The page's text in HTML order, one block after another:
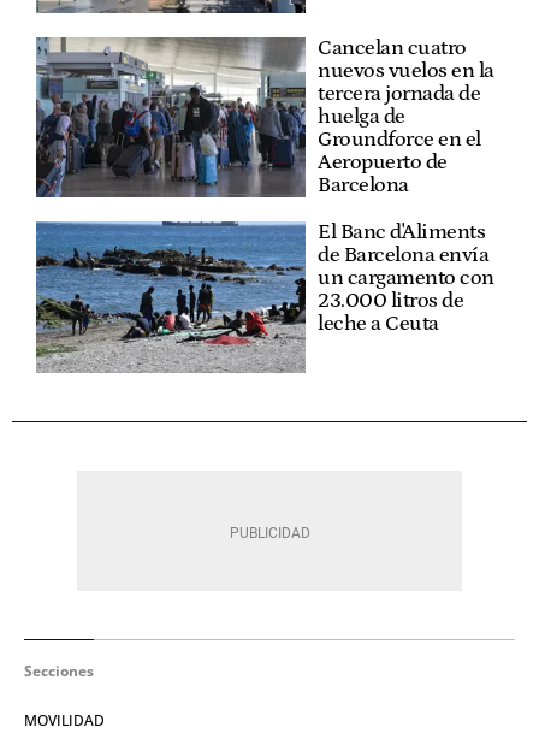
Cancelan cuatro
nuevos vuelos en la
tercera jornada de
huelga de
Groundforce en el
Aeropuerto de
Barcelona
El Banc d'Aliments
de Barcelona envía
un cargamento con
23.000 litros de
leche a Ceuta
Secciones
MOVILIDAD